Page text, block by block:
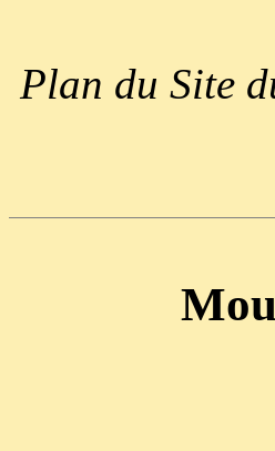
Plan du Site